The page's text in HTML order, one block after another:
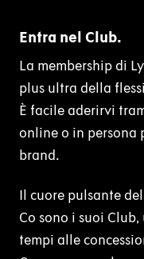
Entra nel Club.
La membership di
plus ultra della
È facile aderirvi
online o in persona
brand.
Il cuore pulsante
Co sono i suoi
tempi alle